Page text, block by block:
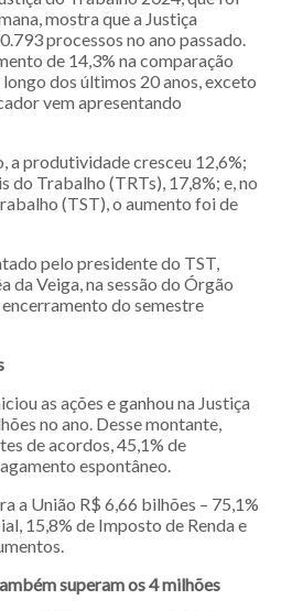
mostra que a Justiça
processos no ano passado.
de 14,3% na comparação
dos últimos 20 anos, exceto
vem apresentando
a produtividade cresceu 12,6%;
do Trabalho (TRTs), 17,8%; e, no
(TST), o aumento foi de
pelo presidente do TST,
da Veiga, na sessão do Órgão
do semestre
as ações e ganhou na Justiça
no ano. Desse montante,
de acordos, 45,1% de
espontâneo.
a União R$ 6,66 bilhões – 75,1%
15,8% de Imposto de Renda e
superam os 4 milhões